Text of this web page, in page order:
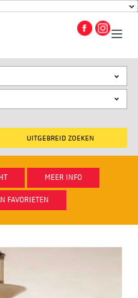
UITGEBREID ZOEKEN
MEER INFO
FAVORIETEN